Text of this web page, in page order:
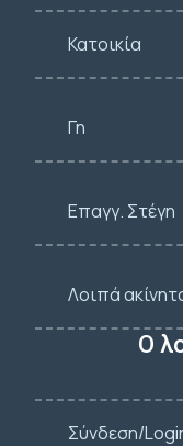
Κατοικία
Γη
Επαγγ. Στέγη
Λοιπά
Ο
Σύνδεση/